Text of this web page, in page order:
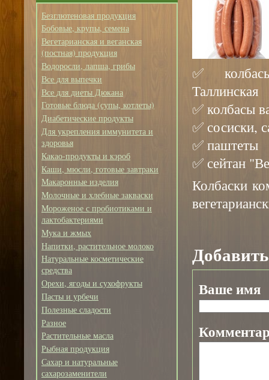
Безглютеновая продукция
Бобовые, крупы, семена
Вегетарианская и веганская
(постная) продукция
Водоросли, лапша, грибы
Все для выпечки
Все для диеты Дюкана
Готовые блюда (супы, котлеты)
Диабетические продукты
Для укрепления иммунитета и
здоровья
Какао-продукты и кэроб
Каши, мюсли, готовые завтраки
Макаронные изделия
Молочные и хлебные закваски
Мороженое с пробиотиками и
лактобактериями
Мука и жмых
Напитки, растительное молоко
Натуральные косметические
средства
Орехи, ягоды и сухофрукты
Пасты и урбечи
Полезные сладости
Разное
Растительные масла
Рыбная продукция
Сахар и натуральные
сахарозаменители
✅
Таллинская
✅ колбасы
✅ сосиски,
✅ паштеты
✅ сейтан
Колбаски
Ваше имя